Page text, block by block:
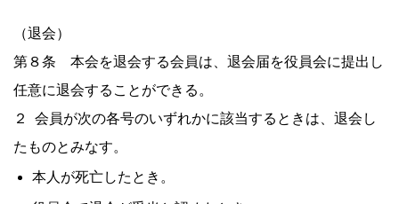
（退会）
第８条 本会を退会する会員は、退会届を役員会に提出し
任意に退会することができる。
２ 会員が次の各号のいずれかに該当するときは、退会し
たものとみなす。
本人が死亡したとき。